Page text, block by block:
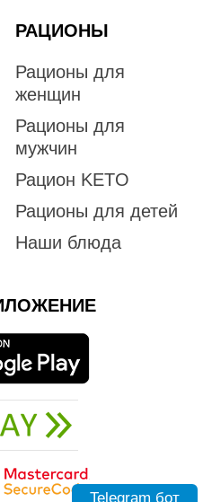
РАЦИОНЫ
Рационы для
женщин
Рационы для
мужчин
Рацион KETO
Рационы для детей
Наши блюда
Telegram бот